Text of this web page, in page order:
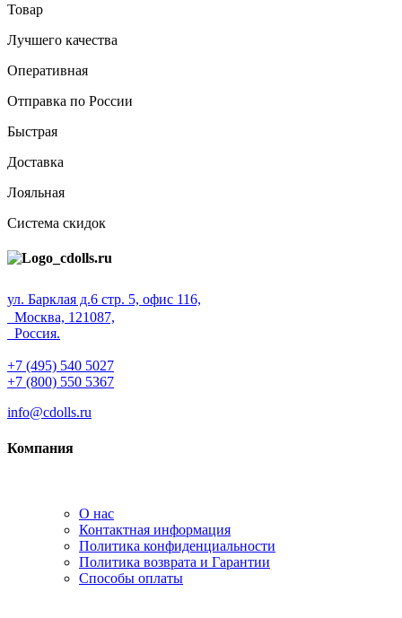
Товар
Лучшего качества
Оперативная
Отправка по России
Быстрая
Доставка
Лояльная
Система скидок
ул. Барклая д.6 стр. 5, офис 116,
Москва, 121087,
Россия.
+7 (495) 540 5027
+7 (800) 550 5367
info@cdolls.ru
Компания
О нас
Контактная информация
Политика конфиденциальности
Политика возврата и Гарантии
Способы оплаты